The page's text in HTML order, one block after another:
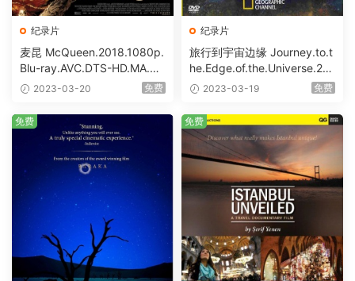
纪录片
麦昆 McQueen.2018.1080p.
Blu-ray.AVC.DTS-HD.MA.5.1
[BDISO 31.73GB]
2023-03-20 免费
纪录片
旅行到宇宙边缘 Journey.to.t
he.Edge.of.the.Universe.20
08.Blu-ray.1080i.VC-1.LPC
1.91GB]
2023-03-19 免费
免费 免费